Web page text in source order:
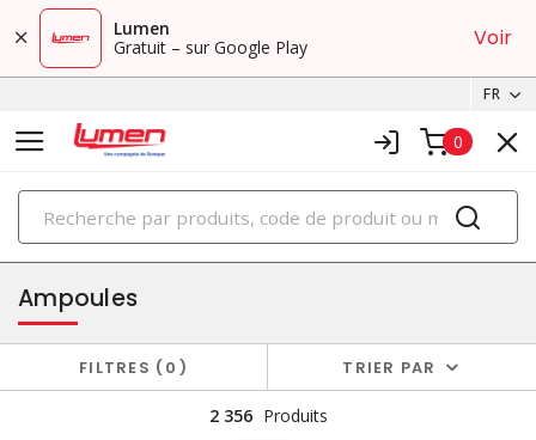
Lumen
Gratuit – sur Google Play
Voir
FR
0
PRODUITS
éclairage
Ampoules
FILTRES 0 TRIER PAR
2 356 Produits